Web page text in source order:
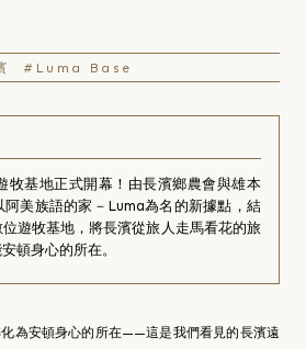
#Luma Base
牧基地正式開幕！由長濱鄉農會與雄本
阿美族語的家－Luma為名的新據點，結
遊牧基地，將長濱從旅人走馬看花的旅
頓身心的所在。
為安頓身心的所在——這是我們看見的長濱遠